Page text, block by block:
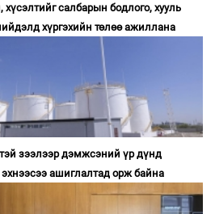
салбарын бодлого, хууль
хүргэхийн төлөө ажиллана
зээлээр дэмжсэний үр дүнд
эхнээсээ ашиглалтад орж байна